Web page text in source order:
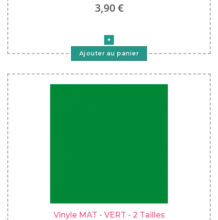
3,90 €
Ajouter au panier
Vinyle MAT - VERT - 2 Tailles